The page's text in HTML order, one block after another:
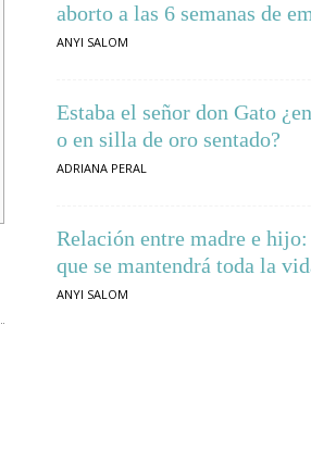
aborto a las 6 semanas de
ANYI SALOM
Estaba el señor don Gato
o en silla de oro sentado?
ADRIANA PERAL
Relación entre madre e
que se mantendrá toda la
ANYI SALOM